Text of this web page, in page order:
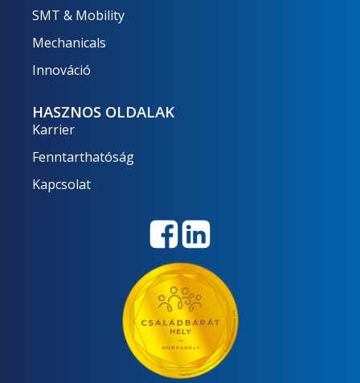
SMT & Mobility
Mechanicals
Innováció
HASZNOS OLDALAK
Karrier
Fenntarthatóság
Kapcsolat